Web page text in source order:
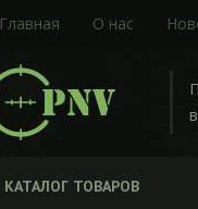
Главная О нас
КАТАЛОГ ТОВАРОВ